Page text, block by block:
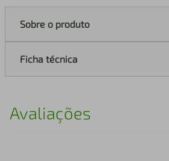
Sobre o produto
Ficha técnica
Avaliações